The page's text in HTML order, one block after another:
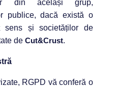
din același grup,
publice, dacă există o
sens și societăților de
de Cut&Crust.
RGPD vă conferă o